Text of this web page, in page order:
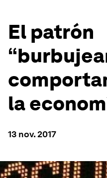
El patrón
la
13 nov. 2017